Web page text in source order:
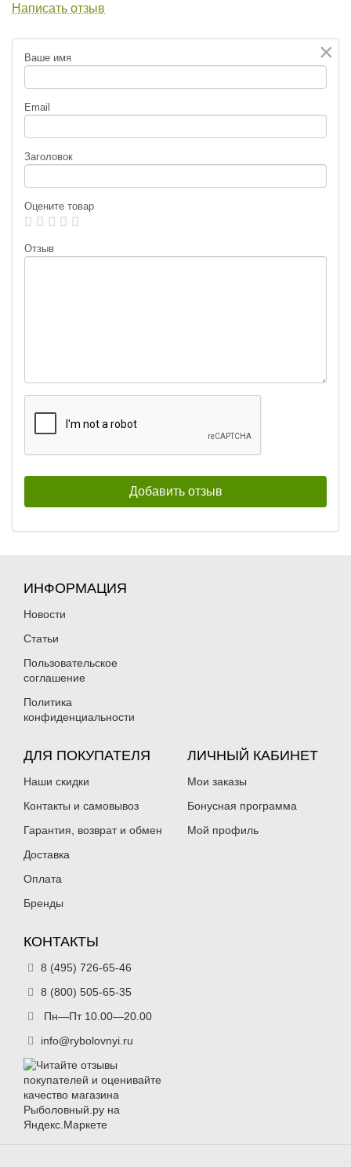
Написать отзыв
×
Ваше имя
Email
Заголовок
Оцените товар
Отзыв
ИНФОРМАЦИЯ
Новости
Статьи
Пользовательское
соглашение
Политика
конфиденциальности
ДЛЯ ПОКУПАТЕЛЯ
Наши скидки
Контакты и самовывоз
Гарантия, возврат и обмен
Доставка
Оплата
Бренды
ЛИЧНЫЙ КАБИНЕТ
Мои заказы
Бонусная программа
Мой профиль
КОНТАКТЫ
8 (495) 726-65-46
8 (800) 505-65-35
Пн—Пт 10.00—20.00
info@rybolovnyi.ru